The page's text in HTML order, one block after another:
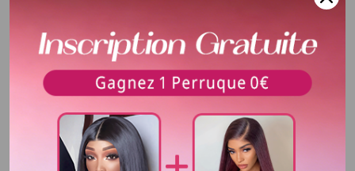
Longueur 10-12 pouces
Texture Lisse
Délai de livraison
La durée de livraison est de
5-10 jours , cela dépend de la
distance et la transite de la